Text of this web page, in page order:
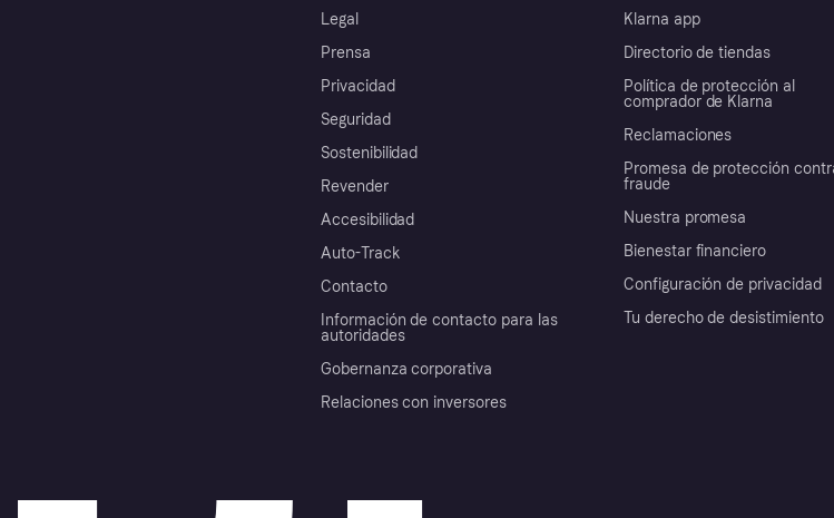
Legal
Prensa
Privacidad
Seguridad
Sostenibilidad
Revender
Accesibilidad
Auto-Track
Contacto
Información de contacto para las
autoridades
Gobernanza corporativa
Relaciones con inversores
Klarna app
Directorio de tiendas
Política de protección al
comprador de Klarna
Reclamaciones
Promesa de protección
fraude
Nuestra promesa
Bienestar financiero
Configuración de privacidad
Tu derecho de desistimiento